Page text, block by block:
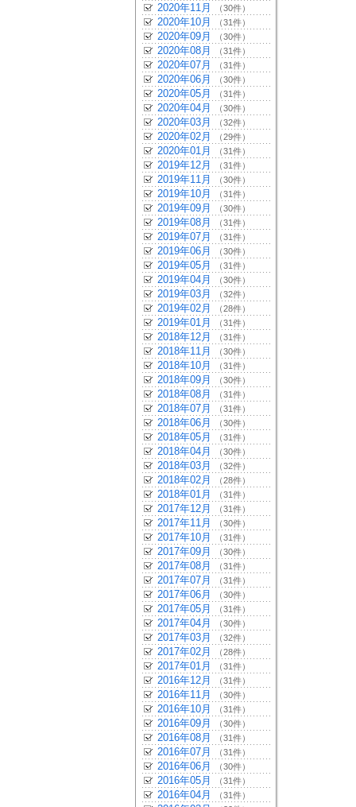
2020年11月 （30件）
2020年10月 （31件）
2020年09月 （30件）
2020年08月 （31件）
2020年07月 （31件）
2020年06月 （30件）
2020年05月 （31件）
2020年04月 （30件）
2020年03月 （32件）
2020年02月 （29件）
2020年01月 （31件）
2019年12月 （31件）
2019年11月 （30件）
2019年10月 （31件）
2019年09月 （30件）
2019年08月 （31件）
2019年07月 （31件）
2019年06月 （30件）
2019年05月 （31件）
2019年04月 （30件）
2019年03月 （32件）
2019年02月 （28件）
2019年01月 （31件）
2018年12月 （31件）
2018年11月 （30件）
2018年10月 （31件）
2018年09月 （30件）
2018年08月 （31件）
2018年07月 （31件）
2018年06月 （30件）
2018年05月 （31件）
2018年04月 （30件）
2018年03月 （32件）
2018年02月 （28件）
2018年01月 （31件）
2017年12月 （31件）
2017年11月 （30件）
2017年10月 （31件）
2017年09月 （30件）
2017年08月 （31件）
2017年07月 （31件）
2017年06月 （30件）
2017年05月 （31件）
2017年04月 （30件）
2017年03月 （32件）
2017年02月 （28件）
2017年01月 （31件）
2016年12月 （31件）
2016年11月 （30件）
2016年10月 （31件）
2016年09月 （30件）
2016年08月 （31件）
2016年07月 （31件）
2016年06月 （30件）
2016年05月 （31件）
2016年04月 （31件）